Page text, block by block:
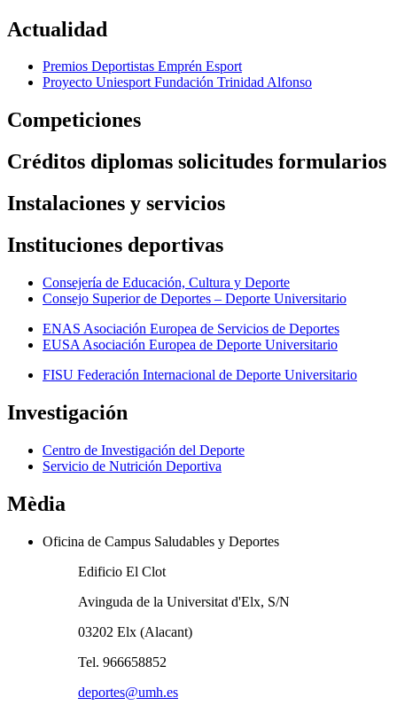
Actualidad
Premios Deportistas Emprén Esport
Proyecto Uniesport Fundación Trinidad Alfonso
Competiciones
Créditos diplomas solicitudes formularios
Instalaciones y servicios
Instituciones deportivas
Consejería de Educación, Cultura y Deporte
Consejo Superior de Deportes – Deporte Universitario
ENAS Asociación Europea de Servicios de Deportes
EUSA Asociación Europea de Deporte Universitario
FISU Federación Internacional de Deporte Universitario
Investigación
Centro de Investigación del Deporte
Servicio de Nutrición Deportiva
Mèdia
Oficina de Campus Saludables y Deportes
Edificio El Clot
Avinguda de la Universitat d'Elx, S/N
03202 Elx (Alacant)
Tel. 966658852
deportes@umh.es